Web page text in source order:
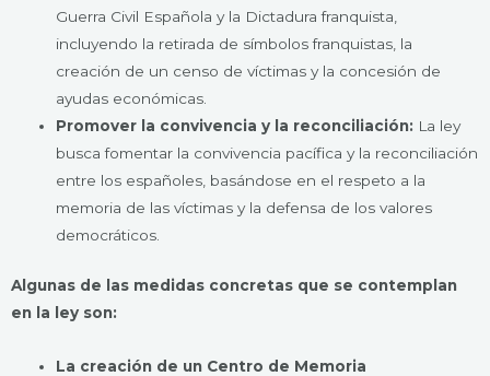
Guerra Civil Española y la Dictadura franquista,
incluyendo la retirada de símbolos franquistas, la
creación de un censo de víctimas y la concesión de
ayudas económicas.
Promover la convivencia y la reconciliación: La ley
busca fomentar la convivencia pacífica y la reconciliación
entre los españoles, basándose en el respeto a la
memoria de las víctimas y la defensa de los valores
democráticos.
Algunas de las medidas concretas que se contemplan
en la ley son:
La creación de un Centro de Memoria